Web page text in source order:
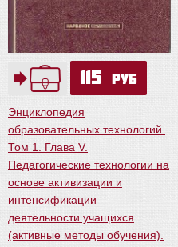
115 руб
Энциклопедия
образовательных технологий.
Том 1. Глава V.
Педагогические технологии на
основе активизации и
интенсификации
деятельности учащихся
(активные методы обучения).